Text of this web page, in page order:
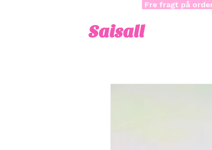
Fre fragt på
Saisall